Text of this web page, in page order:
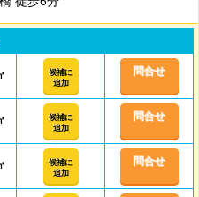
候補に
追加
問合せ
候補に
追加
問合せ
候補に
追加
問合せ